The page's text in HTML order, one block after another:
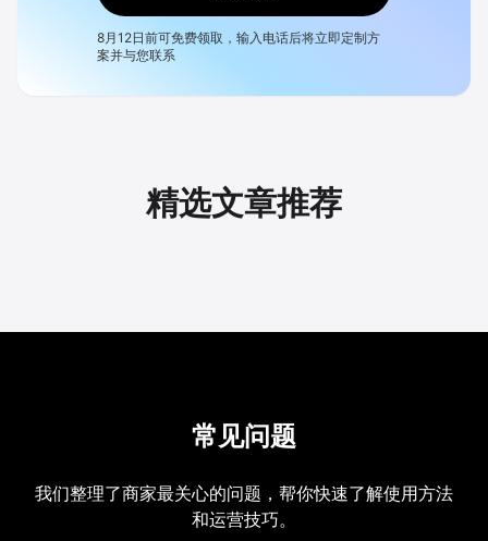
8月12日前可免费领取，输入电话后将立即定制方
案并与您联系
精选文章推荐
常见问题
我们整理了商家最关心的问题，帮你快速了解使用方法
和运营技巧。